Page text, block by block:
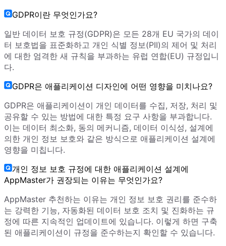
GDPR이란 무엇인가요?
일반 데이터 보호 규정(GDPR)은 모든 28개 EU 국가의 데이
터 보호법을 표준화하고 개인 식별 정보(PII)의 제어 및 처리
에 대한 엄격한 새 규칙을 부과하는 유럽 연합(EU) 규정입니
다.
GDPR은 애플리케이션 디자인에 어떤 영향을 미치나요?
GDPR은 애플리케이션이 개인 데이터를 수집, 저장, 처리 및
공유할 수 있는 방법에 대한 특정 요구 사항을 부과합니다.
이는 데이터 최소화, 동의 메커니즘, 데이터 이식성, 설계에
의한 개인 정보 보호와 같은 방식으로 애플리케이션 설계에
영향을 미칩니다.
개인 정보 보호 규정에 대한 애플리케이션 설계에
AppMaster가 권장되는 이유는 무엇인가요?
AppMaster 추천하는 이유는 개인 정보 보호 권리를 준수하
는 강력한 기능, 자동화된 데이터 보호 조치 및 진화하는 규
정에 따른 지속적인 업데이트에 있습니다. 이렇게 하면 구축
된 애플리케이션이 규정을 준수하는지 확인할 수 있습니다.